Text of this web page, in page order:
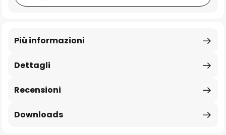
Dettagli
Più informazioni
Recensioni
Downloads